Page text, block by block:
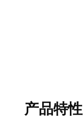
产品特性